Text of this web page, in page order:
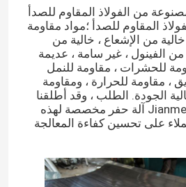
من الفولاذ المقاوم للصدأ
المقاوم للصدأ ؛مواد مقاومة
من الإشعاع ، خالية من
من الفينول ، غير سامة ، عديمة
للحشرات ، مقاومة للنمل
، مقاومة للحرارة ، ومقاومة
الجودة. الطلب ، وقد أطلقنا
نحن Jianmeng Technology آلة حفر مخصصة لهذه
على تحسين كفاءة المعالجة